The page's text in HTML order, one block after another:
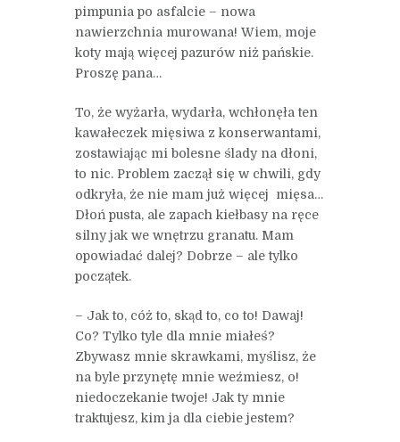
pimpunia po asfalcie – nowa
nawierzchnia murowana! Wiem, moje
koty mają więcej pazurów niż pańskie.
Proszę pana…
To, że wyżarła, wydarła, wchłonęła ten
kawałeczek mięsiwa z konserwantami,
zostawiając mi bolesne ślady na dłoni,
to nic. Problem zaczął się w chwili, gdy
odkryła, że nie mam już więcej mięsa…
Dłoń pusta, ale zapach kiełbasy na ręce
silny jak we wnętrzu granatu. Mam
opowiadać dalej? Dobrze – ale tylko
początek.
– Jak to, cóż to, skąd to, co to! Dawaj!
Co? Tylko tyle dla mnie miałeś?
Zbywasz mnie skrawkami, myślisz, że
na byle przynętę mnie weźmiesz, o!
niedoczekanie twoje! Jak ty mnie
traktujesz, kim ja dla ciebie jestem?